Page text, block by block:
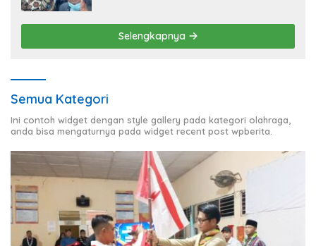
Selengkapnya
Semua Kategori
Ini contoh widget dengan style gallery pada kategori olahraga,
anda bisa mengaturnya pada widget recent post wpberita.